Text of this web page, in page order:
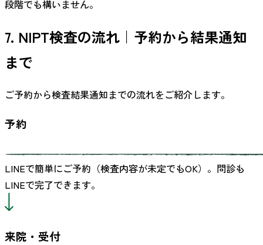
段階でも構いません。
7. NIPT検査の流れ｜予約から結果通知
まで
ご予約から検査結果通知までの流れをご紹介します。
予約
LINEで簡単にご予約（検査内容が未定でもOK）。問診も
LINEで完了できます。
来院・受付